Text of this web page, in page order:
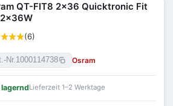
QT-FIT8 2x36 Quicktronic Fit
(6)
Nr.1000114738 Osram
Lieferzeit 1–2 Werktage